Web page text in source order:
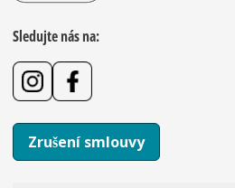
Sledujte nás na:
Zrušení smlouvy